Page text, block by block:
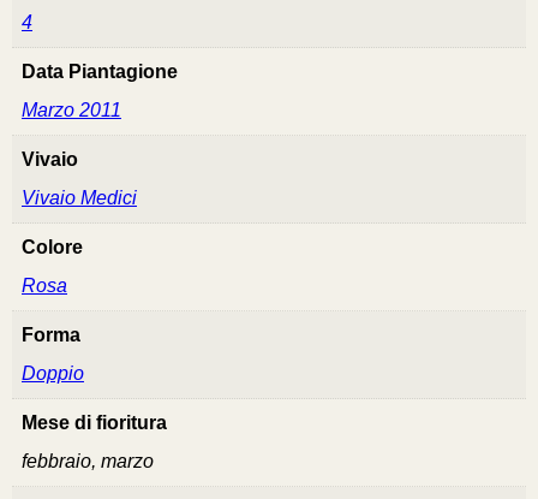
4
Data Piantagione
Marzo 2011
Vivaio
Vivaio Medici
Colore
Rosa
Forma
Doppio
Mese di fioritura
febbraio, marzo